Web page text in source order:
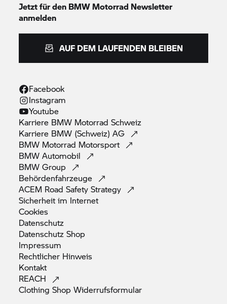
Jetzt für den BMW Motorrad Newsletter
anmelden
AUF DEM LAUFENDEN BLEIBEN
Facebook
Instagram
Youtube
Karriere BMW Motorrad Schweiz
Karriere BMW (Schweiz)AG
BMW Motorrad Motorsport
BMWAutomobil
BMWGroup
Behördenfahrzeuge
ACEM Road SafetyStrategy
Sicherheit im Internet
Cookies
Datenschutz
DatenschutzShop
Impressum
Rechtlicher Hinweis
Kontakt
REACH
Clothing ShopWiderrufsformular